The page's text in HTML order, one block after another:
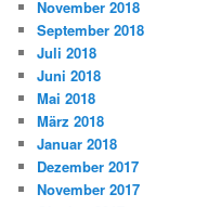
November 2018
September 2018
Juli 2018
Juni 2018
Mai 2018
März 2018
Januar 2018
Dezember 2017
November 2017